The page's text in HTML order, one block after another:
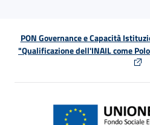
PON Governance e Capacità
"Qualificazione dell'INAIL come